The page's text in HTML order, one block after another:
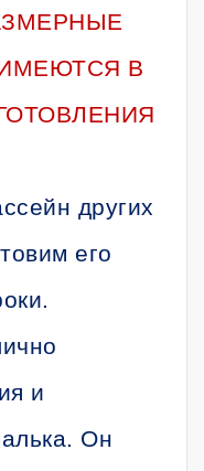
В
других
его
и
Он